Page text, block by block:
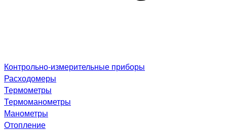
Контрольно-измерительные приборы
Расходомеры
Термометры
Термоманометры
Манометры
Отопление